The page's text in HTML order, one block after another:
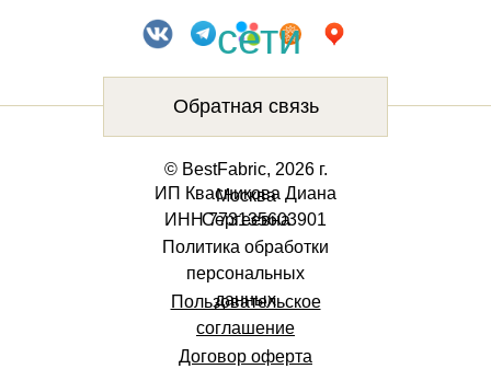
© BestFabric, 2026 г.
Москва
ИП Квасникова Диана
Сергеевна
ИНН 773135603901
Политика обработки
персональных
данных
Пользовательское
соглашение
Договор оферта
Обратная связь
сети